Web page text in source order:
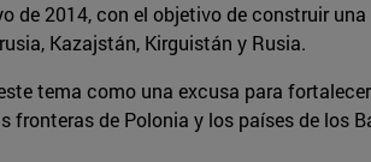
de 2014, con el objetivo de construir
Kazajstán, Kirguistán y Rusia.
tema como una excusa para
de Polonia y los países de los